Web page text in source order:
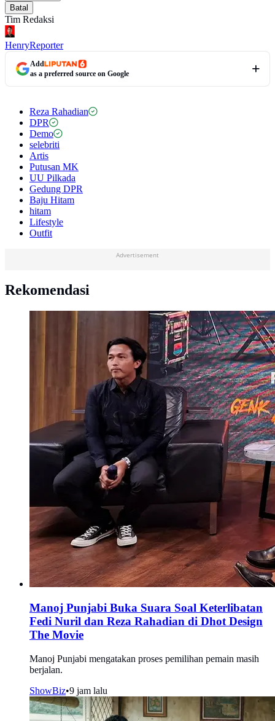
Batal
Tim Redaksi
HenryReporter
Add
as a preferred source on Google
Reza Rahadian
DPR
Demo
selebriti
Artis
Putusan MK
UU Pilkada
Gedung DPR
Baju Hitam
hitam
Lifestyle
Outfit
Advertisement
Rekomendasi
Manoj Punjabi Buka Suara Soal Keterlibatan
Fedi Nuril dan Reza Rahadian di Dhot Design
The Movie
Manoj Punjabi mengatakan proses pemilihan pemain masih
berjalan.
ShowBiz•9 jam lalu